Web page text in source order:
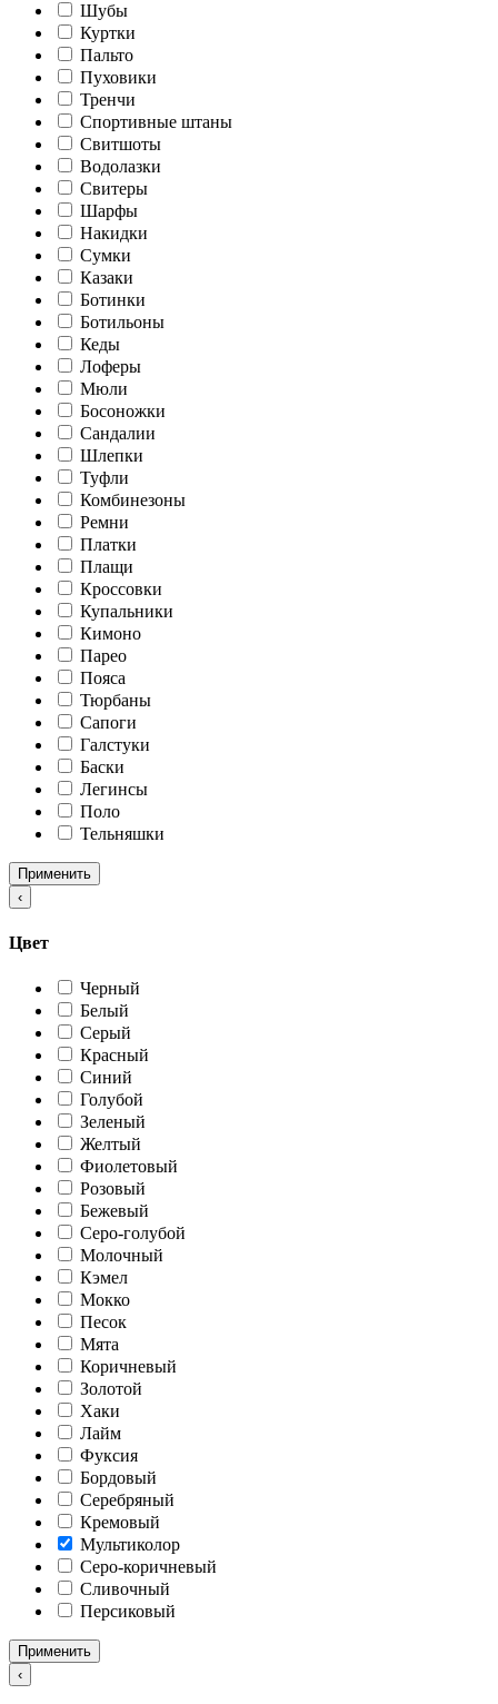
Шубы
Куртки
Пальто
Пуховики
Тренчи
Спортивные штаны
Свитшоты
Водолазки
Свитеры
Шарфы
Накидки
Сумки
Казаки
Ботинки
Ботильоны
Кеды
Лоферы
Мюли
Босоножки
Сандалии
Шлепки
Туфли
Комбинезоны
Ремни
Платки
Плащи
Кроссовки
Купальники
Кимоно
Парео
Пояса
Тюрбаны
Сапоги
Галстуки
Баски
Легинсы
Поло
Тельняшки
Применить
‹
Цвет
Черный
Белый
Серый
Красный
Синий
Голубой
Зеленый
Желтый
Фиолетовый
Розовый
Бежевый
Серо-голубой
Молочный
Кэмел
Мокко
Песок
Мята
Коричневый
Золотой
Хаки
Лайм
Фуксия
Бордовый
Серебряный
Кремовый
Мультиколор
Серо-коричневый
Сливочный
Персиковый
Применить
‹